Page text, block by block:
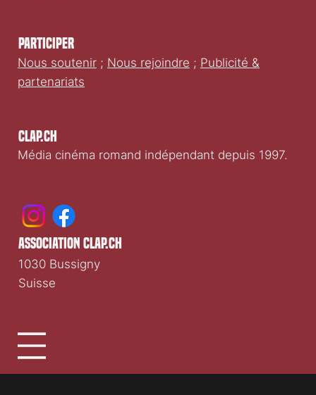
Clap.ch
Média cinéma romand indépendant depuis 1997.
Participer
Nous soutenir ; Nous rejoindre ; Publicité &
partenariats
association clap.ch
1030 Bussigny
Suisse